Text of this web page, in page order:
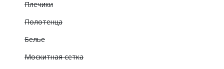
Плечики
Полотенца
Белье
Москитная сетка